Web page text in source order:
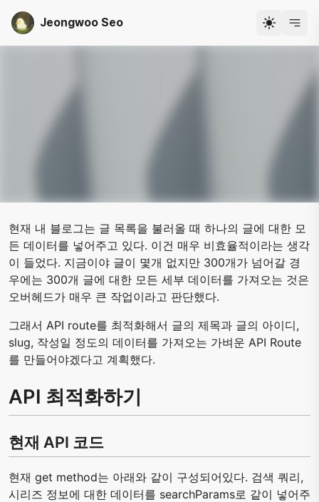
Jeongwoo Seo
현재 내 블로그는 글 목록을 불러올 때 하나의 글에 대한 모
든 데이터를 넣어주고 있다. 이건 매우 비효율적이라는 생각
이 들었다. 지금이야 글이 몇개 없지만 300개가 넘어갈 경
우에는 300개 글에 대한 모든 세부 데이터를 가져오는 것은
오버헤드가 매우 큰 작업이라고 판단했다.
그래서 API route를 최적화해서 글의 제목과 글의 아이디,
slug, 작성일 정도의 데이터를 가져오는 가벼운 API Route
를 만들어야겠다고 계획했다.
API 최적화하기
현재 API 코드
현재 get method는 아래와 같이 구성되어있다. 검색 쿼리,
시리즈 정보에 대한 데이터를 searchParams로 같이 넣어주